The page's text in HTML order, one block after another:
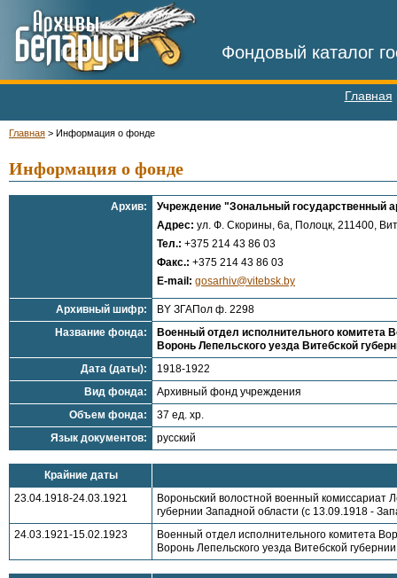
Фондовый каталог
Главная
Главная > Информация о фонде
Информация о фонде
Архив:
Учреждение "Зональный государственный
Адрес: ул. Ф. Скорины, 6а, Полоцк, 211400,
Тел.: +375 214 43 86 03
Факс.: +375 214 43 86 03
E-mail: gosarhiv@vitebsk.by
Архивный шифр:
BY ЗГАПол ф. 2298
Название фонда:
Военный отдел исполнительного комитета
Воронь Лепельского уезда Витебской
Дата (даты):
1918-1922
Вид фонда:
Архивный фонд учреждения
Объем фонда:
37 ед. хр.
Язык документов:
русский
Крайние даты
23.04.1918-24.03.1921
Вороньский волостной военный комиссариат
губернии Западной области (с 13.09.1918 -
24.03.1921-15.02.1923
Военный отдел исполнительного комитета
Воронь Лепельского уезда Витебской